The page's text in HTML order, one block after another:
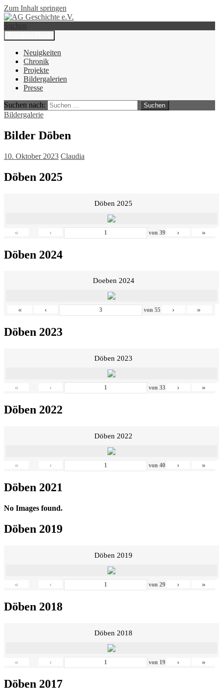
Zum Inhalt springen
AG Geschichte e.V.
Suchen
Neuigkeiten
Chronik
Projekte
Bildergalerien
Presse
Suchen nach:
Bildergalerie
Bilder Döben
10. Oktober 2023 Claudia
Döben 2025
Döben 2025
« ‹ von 39 › »
Döben 2024
Doeben 2024
« ‹ von 55 › »
Döben 2023
Döben 2023
« ‹ von 33 › »
Döben 2022
Döben 2022
« ‹ von 40 › »
Döben 2021
No Images found.
Döben 2019
Döben 2019
« ‹ von 29 › »
Döben 2018
Döben 2018
« ‹ von 19 › »
Döben 2017